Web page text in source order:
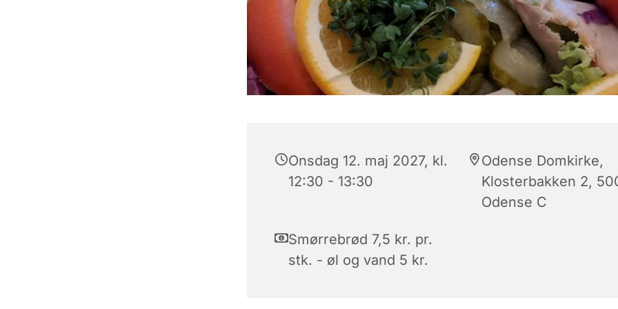
Onsdag 12. maj 2027, kl.
12:30 - 13:30
Odense Domkirke,
Klosterbakken 2,
Odense C
Smørrebrød 7,5 kr. pr.
stk. - øl og vand 5 kr.